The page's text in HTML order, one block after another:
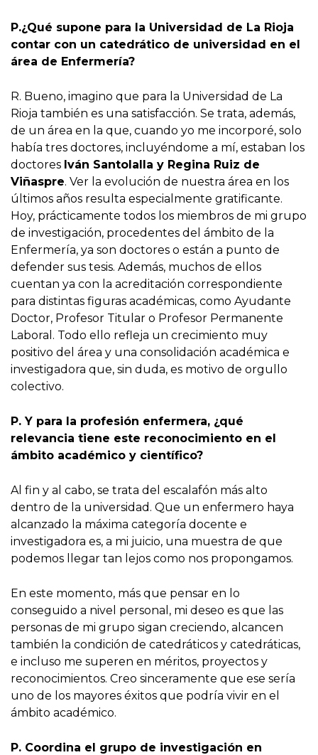
P.¿Qué supone para la Universidad de La Rioja
contar con un catedrático de universidad en el
área de Enfermería?
R. Bueno, imagino que para la Universidad de La
Rioja también es una satisfacción. Se trata, además,
de un área en la que, cuando yo me incorporé, solo
había tres doctores, incluyéndome a mí, estaban los
doctores Iván Santolalla y Regina Ruiz de
Viñaspre. Ver la evolución de nuestra área en los
últimos años resulta especialmente gratificante.
Hoy, prácticamente todos los miembros de mi grupo
de investigación, procedentes del ámbito de la
Enfermería, ya son doctores o están a punto de
defender sus tesis. Además, muchos de ellos
cuentan ya con la acreditación correspondiente
para distintas figuras académicas, como Ayudante
Doctor, Profesor Titular o Profesor Permanente
Laboral. Todo ello refleja un crecimiento muy
positivo del área y una consolidación académica e
investigadora que, sin duda, es motivo de orgullo
colectivo.
P. Y para la profesión enfermera, ¿qué
relevancia tiene este reconocimiento en el
ámbito académico y científico?
Al fin y al cabo, se trata del escalafón más alto
dentro de la universidad. Que un enfermero haya
alcanzado la máxima categoría docente e
investigadora es, a mi juicio, una muestra de que
podemos llegar tan lejos como nos propongamos.
En este momento, más que pensar en lo
conseguido a nivel personal, mi deseo es que las
personas de mi grupo sigan creciendo, alcancen
también la condición de catedráticos y catedráticas,
e incluso me superen en méritos, proyectos y
reconocimientos. Creo sinceramente que ese sería
uno de los mayores éxitos que podría vivir en el
ámbito académico.
P. Coordina el grupo de investigación en